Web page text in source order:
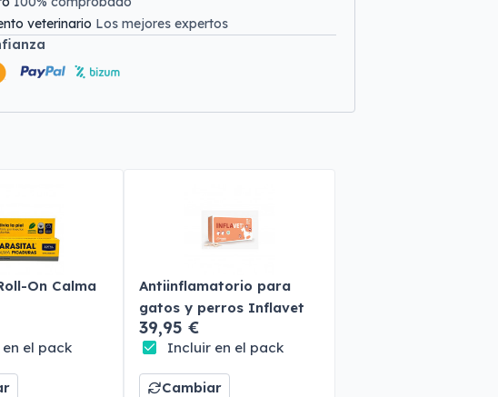
veterinario Los mejores expertos
On Calma
el pack
Antiinflamatorio para
gatos y perros Inflavet
39,95 €
Incluir en el pack
Cambiar